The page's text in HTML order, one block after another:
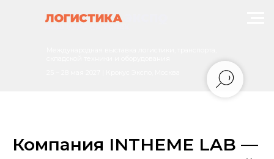
Компания INTHEME LAB —